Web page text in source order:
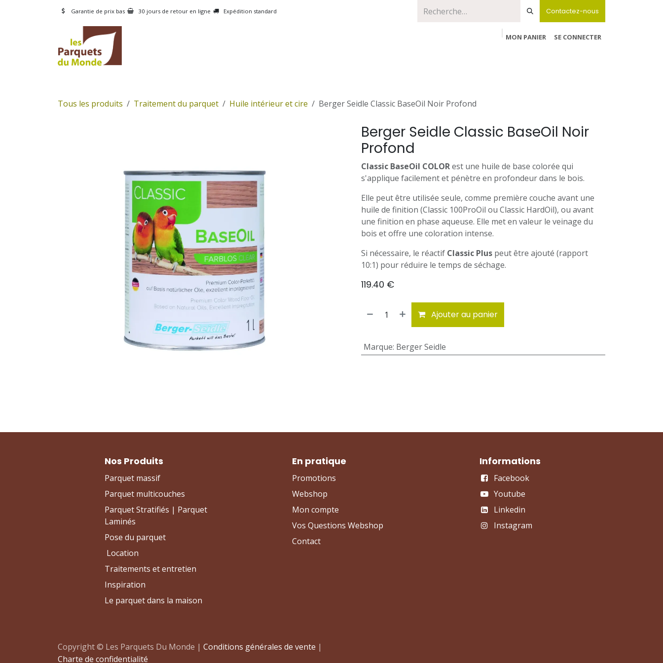
Se rendre au contenu
Garantie de prix bas 30 jours de retour en ligne Expédition standard Contactez-nous
MON PANIER
SE CONNECTER
Tous les produits Traitement du parquet Huile intérieur et cire Berger Seidle Classic BaseOil Noir Profond
Berger Seidle Classic BaseOil Noir
Profond
Classic BaseOil COLORest une huile de base colorée qui
s'applique facilement et pénètre en profondeur dans le bois.
Elle peut être utilisée seule, comme première couche avant une
huile de finition (Classic 100ProOil ou Classic HardOil), ou avant
une finition en phase aqueuse. Elle met en valeur le veinage du
bois et offre une coloration intense.
Si nécessaire, le réactif Classic Plus peut être ajouté (rapport
10:1) pour réduire le temps de séchage.
119.40 €
Ajouter au panier
Marque: Berger Seidle
Nos Produits
Parquet massif
Parquet multicouches
Parquet Stratifiés | Parquet
Laminés
Pose du parquet
Location
Traitements et entretien
Inspiration
Le parquet dans la maison
En pratique
Promotions
Webshop
Mon compte
Vos Questions Webshop
Contact
Informations
Facebook
Youtube
Linkedin
Instagram
Copyright © Les Parquets Du Monde | Conditions générales de vente |
Charte de confidentialité